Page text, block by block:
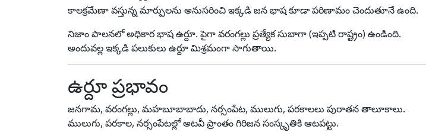
కాలక్రమేణా వస్తున్న మార్పులను అనుసరించి ఇక్కడి జన భాష కూడా పరిణామం చెందుతూనే ఉంది.
నిజాం పాలనలో అధికార భాష ఉర్దూ. పైగా వరంగల్లు ప్రత్యేక సుబాగా (ఇప్పటి రాష్ట్రం) ఉండింది.
అందువల్ల ఇక్కడి పలుకులు ఉర్దూ మిశ్రమంగా సాగుతాయి.
ఉర్దూ ప్రభావం
జనగామ, వరంగల్లు, మహబూబాబాదు, నర్సంపేట, ములుగు, పరకాలలు పురాతన తాలూకాలు.
ములుగు, పరకాల, నర్సంపేటల్లో అటవీ ప్రాంతం గిరిజన సంస్కృతికి ఆటపట్టు.